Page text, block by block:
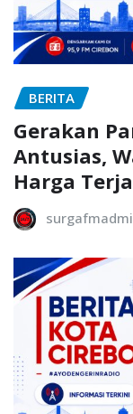
BERITA
Gerakan
Antusias,
Harga